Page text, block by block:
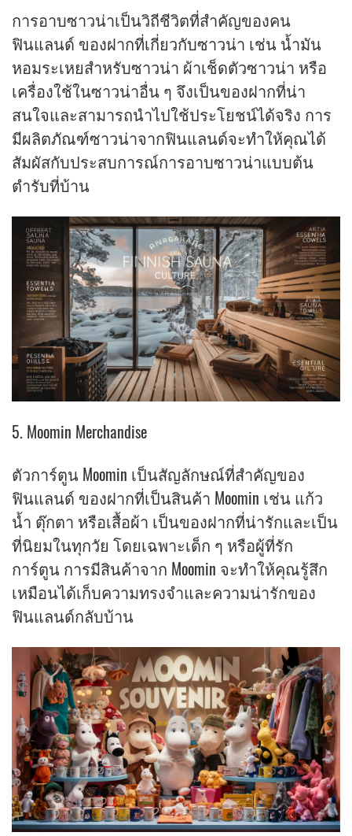
การอาบซาวน่าเป็นวิถีชีวิตที่สำคัญของคน
ฟินแลนด์ ของฝากที่เกี่ยวกับซาวน่า เช่น น้ำมัน
หอมระเหยสำหรับซาวน่า ผ้าเช็ดตัวซาวน่า หรือ
เครื่องใช้ในซาวน่าอื่น ๆ จึงเป็นของฝากที่น่า
สนใจและสามารถนำไปใช้ประโยชน์ได้จริง การ
มีผลิตภัณฑ์ซาวน่าจากฟินแลนด์จะทำให้คุณได้
สัมผัสกับประสบการณ์การอาบซาวน่าแบบต้น
ตำรับที่บ้าน
5. Moomin Merchandise
ตัวการ์ตูน Moomin เป็นสัญลักษณ์ที่สำคัญของ
ฟินแลนด์ ของฝากที่เป็นสินค้า Moomin เช่น แก้ว
น้ำ ตุ๊กตา หรือเสื้อผ้า เป็นของฝากที่น่ารักและเป็น
ที่นิยมในทุกวัย โดยเฉพาะเด็ก ๆ หรือผู้ที่รัก
การ์ตูน การมีสินค้าจาก Moomin จะทำให้คุณรู้สึก
เหมือนได้เก็บความทรงจำและความน่ารักของ
ฟินแลนด์กลับบ้าน